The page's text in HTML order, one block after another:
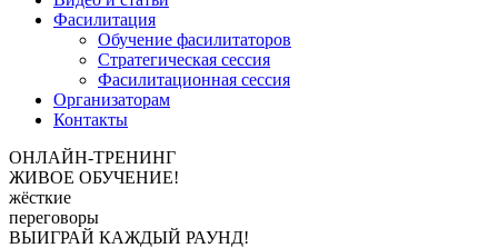
Фасилитация
Обучение фасилитаторов
Стратегическая сессия
Фасилитационная сессия
Организаторам
Контакты
ОНЛАЙН-ТРЕНИНГ
ЖИВОЕ ОБУЧЕНИЕ!
жёсткие
переговоры
ВЫИГРАЙ КАЖДЫЙ РАУНД!